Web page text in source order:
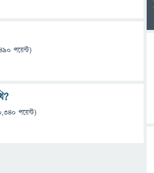
পয়েন্ট)
পয়েন্ট)